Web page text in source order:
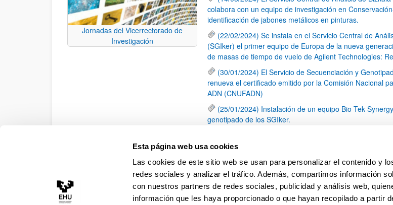
Esta página web usa cookies
Las cookies de este sitio web se usan para personalizar el contenido y
redes sociales y analizar el tráfico. Además, compartimos información
con nuestros partners de redes sociales, publicidad y análisis web,
información que les haya proporcionado o que hayan recopilado a partir
Jornadas del Vicerrectorado de
Investigación
colabora con un equipo de investigación en
identificación de jabones metálicos en pinturas.
(22/02/2024) Se instala en el Servicio Central de
(SGIker) el primer equipo de Europa de la nueva
de masas de tiempo de vuelo de Agilent Technologies:
(30/01/2024) El Servicio de Secuenciación y
renueva el certificado emitido por la Comisión Nacional
ADN (CNUFADN)
(25/01/2024) Instalación de un equipo Bio Tek
genotipado de los SGIker.
de Navarra en un proyecto de investigación relacionado
de Educación Superior.
Página
1 Página
2 Página
3 Página
4 Página
5 ...